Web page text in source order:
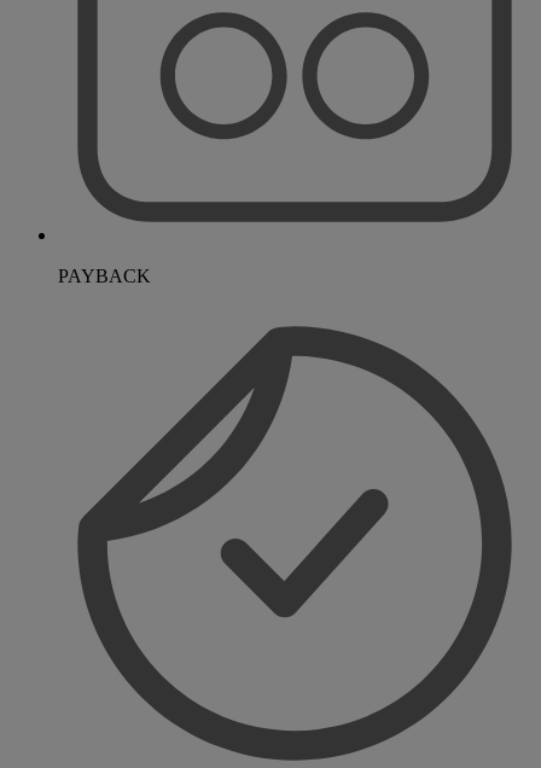
PAYBACK